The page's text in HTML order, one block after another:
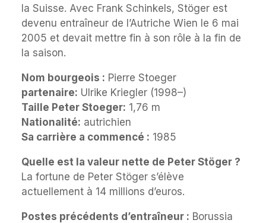
la Suisse. Avec Frank Schinkels, Stöger est
devenu entraîneur de l’Autriche Wien le 6 mai
2005 et devait mettre fin à son rôle à la fin de
la saison.
Nom bourgeois : Pierre Stoeger
partenaire: Ulrike Kriegler (1998–)
Taille Peter Stoeger: 1,76 m
Nationalité: autrichien
Sa carrière a commencé : 1985
Quelle est la valeur nette de Peter Stöger ?
La fortune de Peter Stöger s’élève
actuellement à 14 millions d’euros.
Postes précédents d’entraîneur : Borussia